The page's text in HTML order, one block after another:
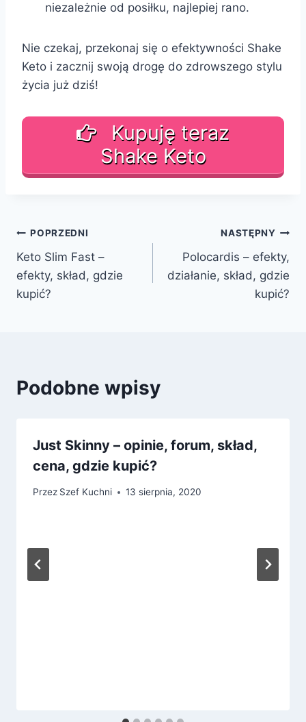
niezależnie od posiłku, najlepiej rano.
Nie czekaj, przekonaj się o efektywności Shake
Keto i zacznij swoją drogę do zdrowszego stylu
życia już dziś!
Kupuję teraz
Shake Keto
Nawigacja
wpisu
POPRZEDNI
Keto Slim Fast –
efekty, skład, gdzie
kupić?
NASTĘPNY
Polocardis – efekty,
działanie, skład, gdzie
kupić?
Podobne wpisy
Just Skinny – opinie, forum, skład,
cena, gdzie kupić?
Przez Szef Kuchni 13 sierpnia, 2020